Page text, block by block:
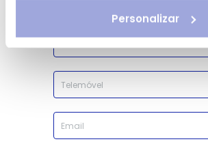
Personalizar
Nome